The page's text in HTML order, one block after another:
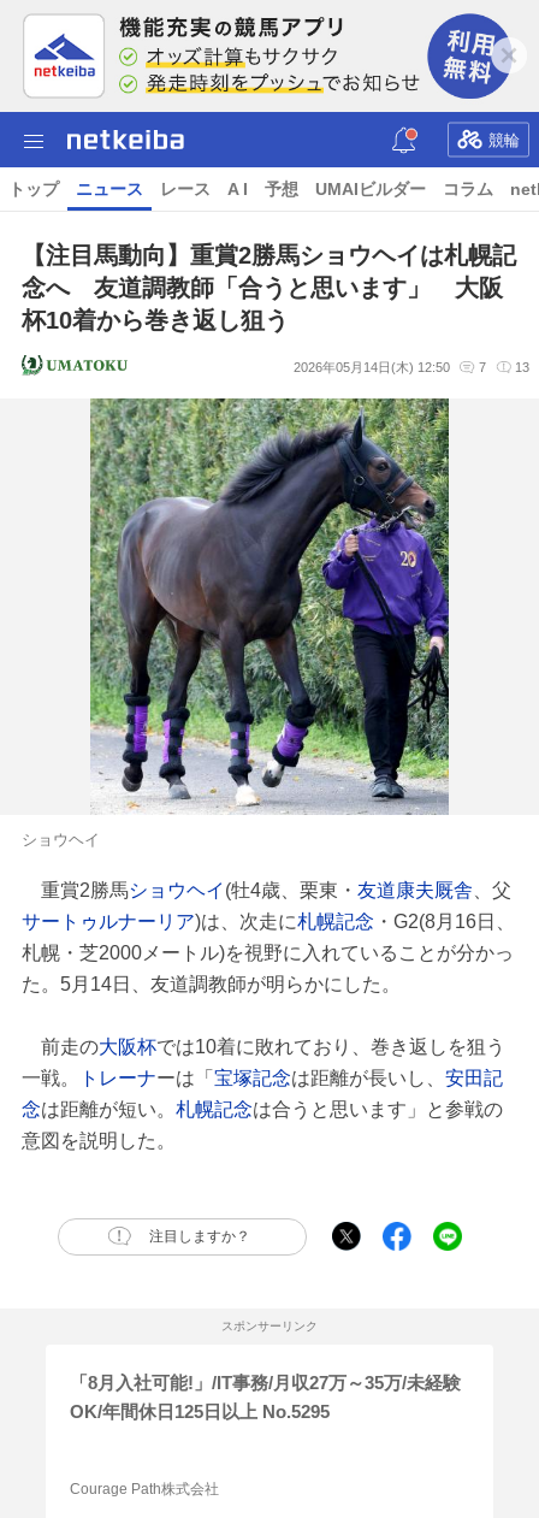
競輪
トップ ニュース レース A I 予想 UMAIビルダー コラム
【注目馬動向】重賞2勝馬ショウヘイは札幌記
念へ 友道調教師「合うと思います」 大阪
杯10着から巻き返し狙う
2026年05月14日(木) 12:50 7 13
ショウヘイ
重賞2勝馬ショウヘイ (牡4歳、栗東・ 友道康夫厩舎 、父
サートゥルナーリア)は、次走に札幌記念 ・G2(8月16日、
札幌・芝2000メートル)を視野に入れていることが分かっ
た。5月14日、友道調教師が明らかにした。
前走の大阪杯では10着に敗れており、巻き返しを狙う
一戦。
トレーナーは「宝塚記念は距離が長いし、 安田記
念は距離が短い。 札幌記念は合うと思います」と参戦の
意図を説明した。
注目しますか？
スポンサーリンク
「8月入社可能!」/IT事務/月収27万～35万/未経験
OK/年間休日125日以上 No.5295
Courage Path株式会社